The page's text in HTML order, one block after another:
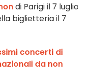
di Parigi il 7 luglio
biglietteria il 7
concerti di
da non